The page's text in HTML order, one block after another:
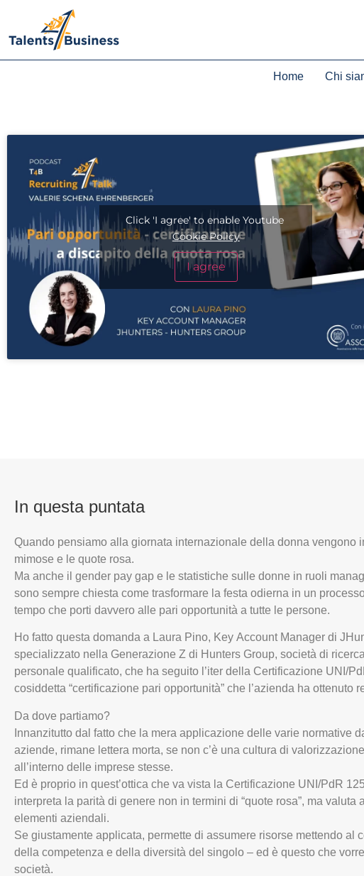
Home Chi
Click 'I agree' to enable Youtube
Cookie Policy
I agree
In questa puntata
Quando pensiamo alla giornata internazionale della donna vengono
mimose e le quote rosa.
Ma anche il gender pay gap e le statistiche sulle donne in ruoli
sono sempre chiesta come trasformare la festa odierna in un
tempo che porti davvero alle pari opportunità a tutte le persone.
Ho fatto questa domanda a Laura Pino, Key Account Manager di
specializzato nella Generazione Z di Hunters Group, società di
personale qualificato, che ha seguito l’iter della Certificazione UNI/
cosiddetta “certificazione pari opportunità” che l’azienda ha ottenuto
Da dove partiamo?
Innanzitutto dal fatto che la mera applicazione delle varie normative
aziende, rimane lettera morta, se non c’è una cultura di
all’interno delle imprese stesse.
Ed è proprio in quest’ottica che va vista la Certificazione UNI/PdR
interpreta la parità di genere non in termini di “quote rosa”, ma valuta
elementi aziendali.
Se giustamente applicata, permette di assumere risorse mettendo al
della competenza e della diversità del singolo – ed è questo che
società.